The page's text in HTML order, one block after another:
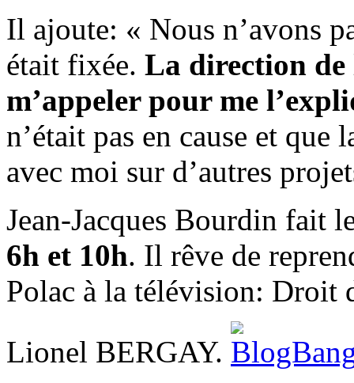
Il ajoute: « Nous n’avons
était fixée. La direction de
m’appeler pour me
n’était pas en cause et
avec moi sur d’autres
Jean-Jacques Bourdin fait
6h et 10h. Il rêve de
Polac à la télévision: Droit
Lionel BERGAY.